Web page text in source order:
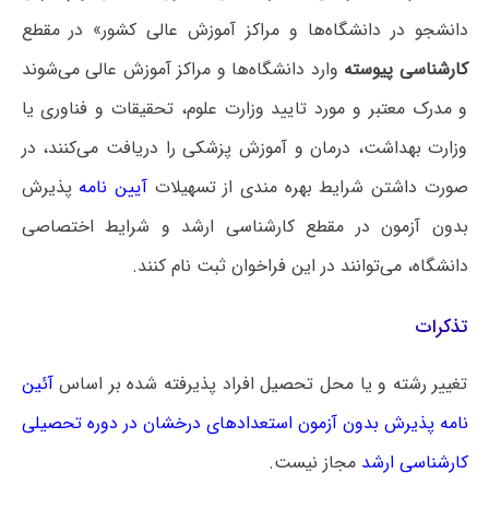
دانشجو در دانشگاه‌ها و مراکز آموزش عالی کشور» در مقطع
کارشناسی پیوسته وارد دانشگاه‌ها و مراکز آموزش عالی می‌شوند
و مدرک معتبر و مورد تایید وزارت علوم، تحقیقات و فناوری یا
وزارت بهداشت، درمان و آموزش پزشکی را دریافت می‌کنند، در
صورت داشتن شرایط بهره مندی از تسهیلات آیین نامه پذیرش
بدون آزمون در مقطع کارشناسی ارشد و شرایط اختصاصی
دانشگاه، می‌توانند در این فراخوان ثبت نام کنند.
تذکرات
تغییر رشته و یا محل تحصیل افراد پذیرفته شده بر اساسآئین
نامه پذیرش بدون آزمون استعدادهای درخشان در دوره تحصیلی
کارشناسی ارشد مجاز نیست.